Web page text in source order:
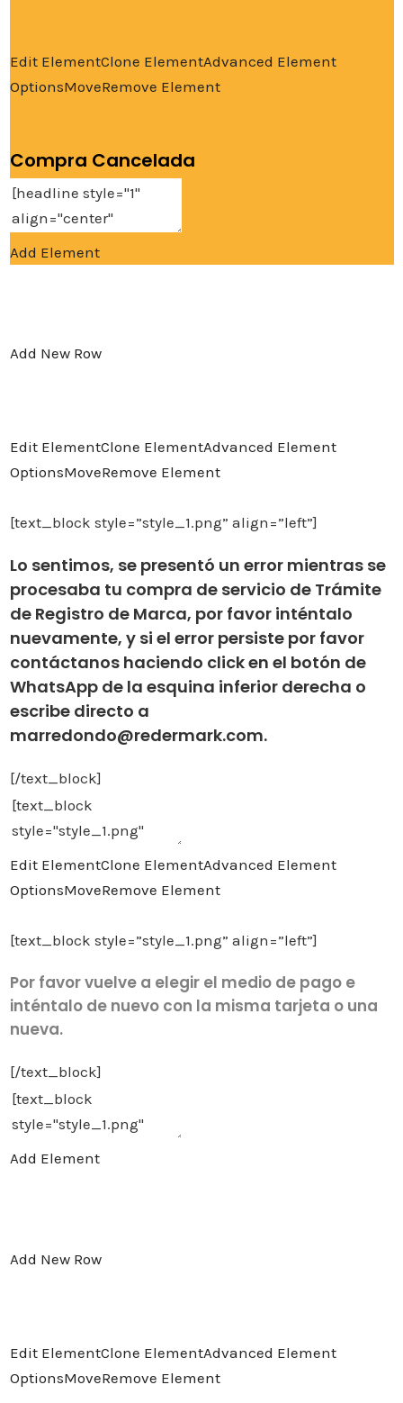
Edit ElementClone ElementAdvanced Element
OptionsMoveRemove Element
Compra Cancelada
Add Element
Add New Row
Edit ElementClone ElementAdvanced Element
OptionsMoveRemove Element
[text_block style=”style_1.png” align=”left”]
Lo sentimos, se presentó un error mientras se
procesaba tu compra de servicio de Trámite
de Registro de Marca, por favor inténtalo
nuevamente, y si el error persiste por favor
contáctanos haciendo click en el botón de
WhatsApp de la esquina inferior derecha o
escribe directo a
marredondo@redermark.com.
[/text_block]
Edit ElementClone ElementAdvanced Element
OptionsMoveRemove Element
[text_block style=”style_1.png” align=”left”]
Por favor vuelve a elegir el medio de pago e
inténtalo de nuevo con la misma tarjeta o una
nueva.
[/text_block]
Add Element
Add New Row
Edit ElementClone ElementAdvanced Element
OptionsMoveRemove Element